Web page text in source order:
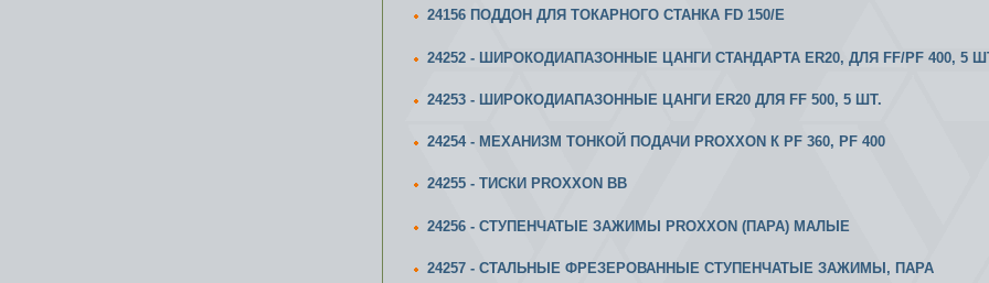
24156 ПОДДОН ДЛЯ ТОКАРНОГО СТАНКА FD 150/E
24252 - ШИРОКОДИАПАЗОННЫЕ ЦАНГИ СТАНДАРТА ER20, ДЛЯ FF/PF 400, 5
24253 - ШИРОКОДИАПАЗОННЫЕ ЦАНГИ ER20 ДЛЯ FF 500, 5 ШТ.
24254 - МЕХАНИЗМ ТОНКОЙ ПОДАЧИ PROXXON К РF 360, PF 400
24255 - ТИСКИ PROXXON ВВ
24256 - СТУПЕНЧАТЫЕ ЗАЖИМЫ PROXXON (ПАРА) МАЛЫЕ
24257 - СТАЛЬНЫЕ ФРЕЗЕРОВАННЫЕ СТУПЕНЧАТЫЕ ЗАЖИМЫ, ПАРА